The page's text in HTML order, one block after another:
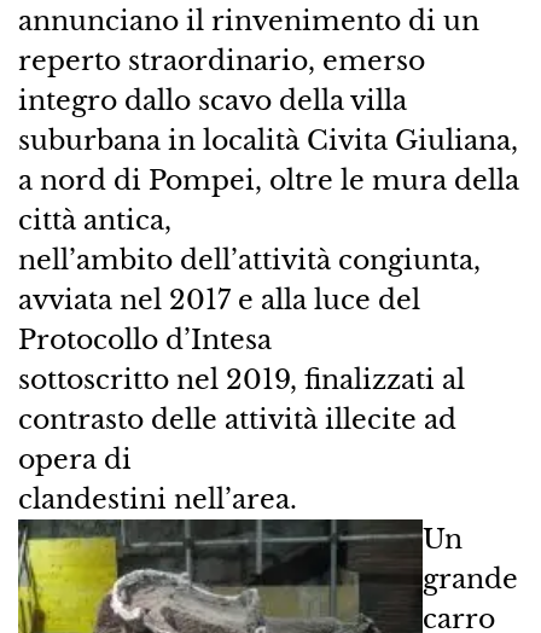
annunciano il rinvenimento di un
reperto straordinario, emerso
integro dallo scavo della villa
suburbana in località Civita Giuliana,
a nord di Pompei, oltre le mura della
città antica,
nell’ambito dell’attività congiunta,
avviata nel 2017 e alla luce del
Protocollo d’Intesa
sottoscritto nel 2019, finalizzati al
contrasto delle attività illecite ad
opera di
clandestini nell’area.
Un
grande
carro